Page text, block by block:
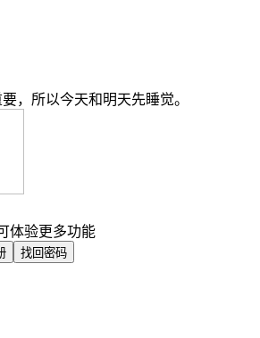
，所以今天和明天先睡觉。
体验更多功能
找回密码